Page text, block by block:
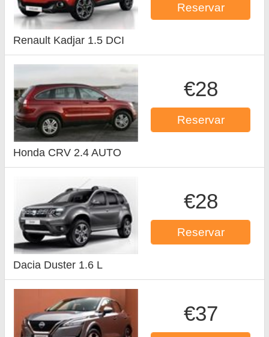
Reservar
Renault Kadjar 1.5 DCI
€28
Reservar
Honda CRV 2.4 AUTO
€28
Reservar
Dacia Duster 1.6 L
€37